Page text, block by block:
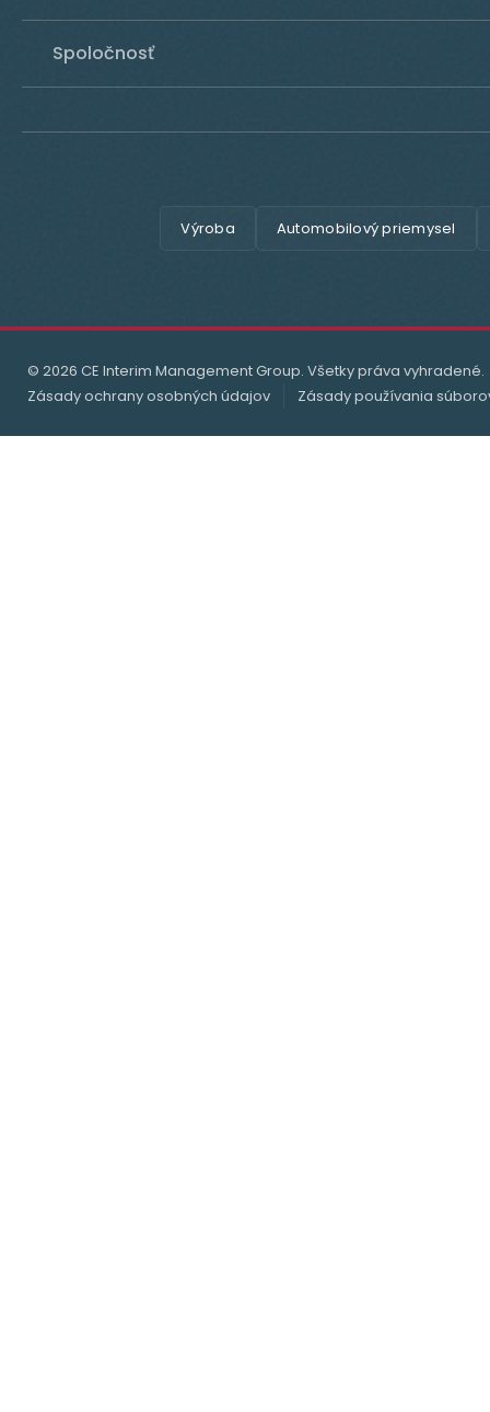
Spoločnosť
Výroba Automobilový priemysel
© 2026 CE Interim Management Group. Všetky práva vyhradené.
Zásady ochrany osobných údajov
Zásady používania